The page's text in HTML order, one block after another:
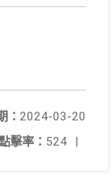
： 2024-03-20
擊率： 524 |